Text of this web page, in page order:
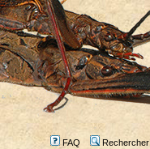
FAQ Rechercher